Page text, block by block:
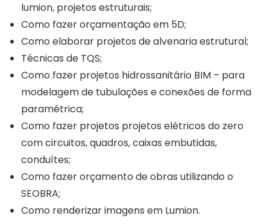
lumion, projetos estruturais;
Como fazer orçamentação em 5D;
Como elaborar projetos de alvenaria estrutural;
Técnicas de TQS;
Como fazer projetos hidrossanitário BIM – para
modelagem de tubulações e conexões de forma
paramétrica;
Como fazer projetos projetos elétricos do zero
com circuitos, quadros, caixas embutidas,
conduítes;
Como fazer orçamento de obras utilizando o
SEOBRA;
Como renderizar imagens em Lumion.